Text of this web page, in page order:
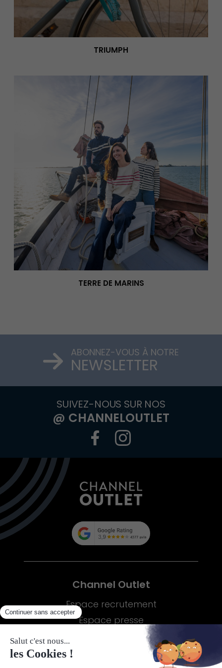
TRIUMPH
TERRE DE MARINS
ABONNEZ-VOUS À NOTRE
NEWSLETTER
SUIVEZ-NOUS SUR NOS
@ CHANNELOUTLET
Channel Outlet
Espace recrutement
Espace presse
Plus d'informations